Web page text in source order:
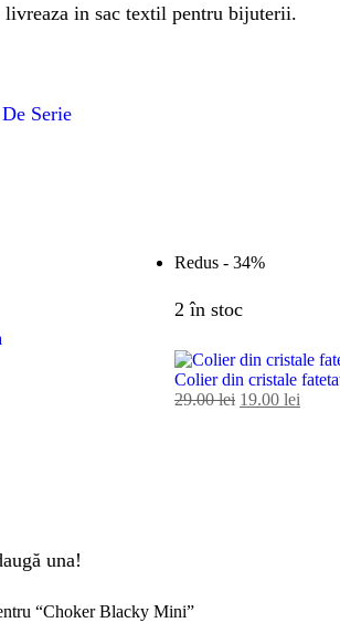
livreaza in sac textil pentru bijuterii.
Serie
Redus - 34%
2 în stoc
Colier din cristale
29.00lei 19.00 lei
una!
“Choker Blacky Mini”